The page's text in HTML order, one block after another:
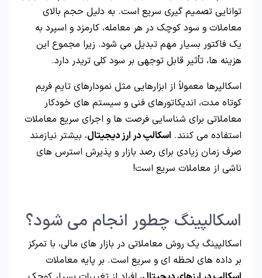
توانایی تصمیم گیری سریع است. به دلیل حجم بالای
معاملات و سود کوچک در هر معامله، کارمزد و اسپرد به
یک فاکتور بسیار مهم تبدیل می شود. زیرا مجموع این
هزینه ها، تأثیر قابل توجهی بر سود کلی تریدر دارد.
اسکالپرها معمولاً از ابزارهایی مثل نمودارهای تایم فریم
کوتاه مدت، اندیکاتورهای فنی و سیستم های خودکار
معاملاتی برای شناسایی فرصت ها و اجرای سریع معاملات
استفاده می کنند. اسکالپ در ارز دیجیتال، بیشتر نیازمند
صرف زمان زیادی برای رصد بازار و پذیرش استرس های
ناشی از معاملات سریع است!
اسکالپینگ چطور انجام می شود؟
اسکالپینگ یک روش معاملاتی در بازار های مالی، با تمرکز
بر داده های لحظه ای و سریع است. بر پایه معاملات